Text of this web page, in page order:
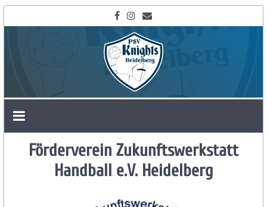
SG
Heidelberg-
Leimen
Förderverein Zukunftswerkstatt
Handball e.V. Heidelberg